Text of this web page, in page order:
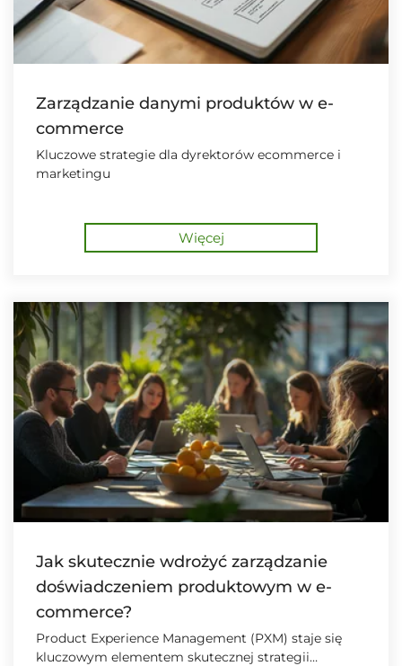
Zarządzanie danymi produktów w e-
commerce
Kluczowe strategie dla dyrektorów ecommerce i
marketingu
Więcej
Jak skutecznie wdrożyć zarządzanie
doświadczeniem produktowym w e-
commerce?
Product Experience Management (PXM) staje się
kluczowym elementem skutecznej strategii